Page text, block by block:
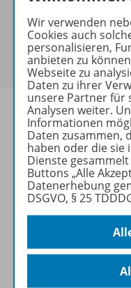
Sie haben ein
Um den für Sie
sich bitte an.
Informationen
Weitere
Spar-Pakete
Wir verwenden
Cookies auch
personalisieren,
anbieten zu
Webseite zu
Daten zu ihrer
unsere Partner für
Analysen weiter.
Informationen
Daten zusammen,
haben oder die sie
Dienste
Buttons „Alle
Datenerhebung
DSGVO, § 25